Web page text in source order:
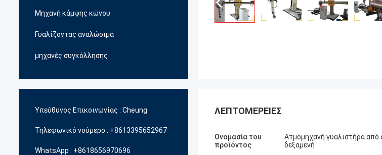
Μηχανή κάμψης κώνου
Γυαλίζοντας αναλώσιμα
μηχανές συγκόλλησης
Υπεύθυνος Επικοινωνίας : Cheung
Τηλεφωνικό νούμερο : +8613395652967
WhatsApp : +8618656970696
ΛΕΠΤΟΜΈΡΕΙΕΣ
Ονομασία του
προϊόντος
Ατμομηχανή γυαλιστήρα από
δεξαμενή